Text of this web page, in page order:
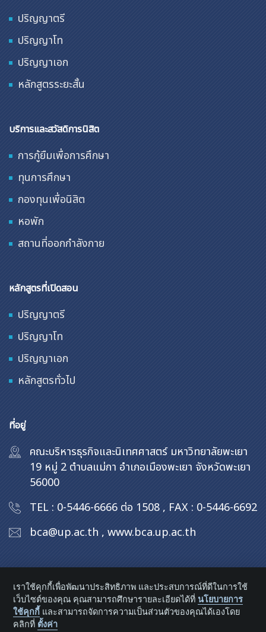
ปริญญาตรี
ปริญญาโท
ปริญญาเอก
หลักสูตรระยะสั้น
บริการและสวัสดิการนิสิต
การกู้ยืมเพื่อการศึกษา
ทุนการศึกษา
กองทุนเพื่อนิสิต
หอพัก
สถานที่ออกกำลังกาย
หลักสูตรที่เปิดสอน
ปริญญาตรี
ปริญญาโท
ปริญญาเอก
หลักสูตรทั่วไป
ที่อยู่
คณะบริหารธุรกิจและนิเทศศาสตร์ มหาวิทยาลัยพะเยา
19 หมู่ 2 ตำบลแม่กา อำเภอเมืองพะเยา จังหวัดพะเยา
56000
TEL : 0-5446-6666 ต่อ 1508, FAX : 0-5446-6692
bca@up.ac.th , www.bca.up.ac.th
เราใช้คุกกี้เพื่อพัฒนาประสิทธิภาพ และประสบการณ์ที่ดีในการใช้
เว็บไซต์ของคุณ คุณสามารถศึกษารายละเอียดได้ที่นโยบายการ
ใช้คุกกี้ และสามารถจัดการความเป็นส่วนตัวของคุณได้เองโดย
คลิกที่ ตั้งค่า